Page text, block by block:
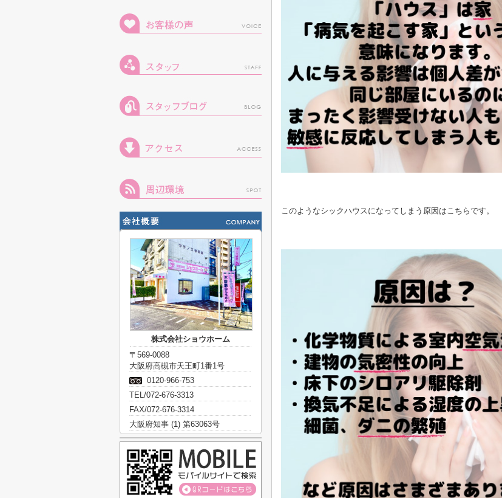
このようなシックハウスになってしまう原因はこちらです。
株式会社ショウホーム
〒569-0088
大阪府高槻市天王町1番1号
0120-966-753
TEL/072-676-3313
FAX/072-676-3314
大阪府知事 (1) 第63063号